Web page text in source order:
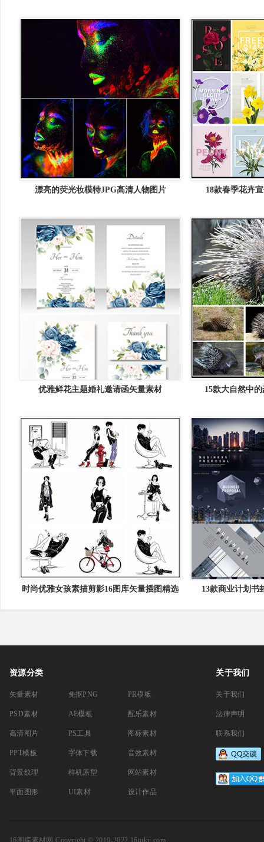
漂亮的荧光妆模特JPG高清人物图片 18款春季花卉
优雅鲜花主题婚礼邀请函矢量素材 15款大自然中
时尚优雅女孩素描剪影16图库矢量插图精选 13款商业计划书
资源分类
矢量素材
PSD素材
高清图片
PPT模板
背景纹理
平面图形
免抠PNG
AE模板
PS工具
字体下载
样机原型
UI素材
PR模板
配乐素材
图标素材
音效素材
网站素材
设计作品
关于我们
关于我们
法律声明
联系我们
16图库素材网 Copyright © 2010-2022 16tuku.com